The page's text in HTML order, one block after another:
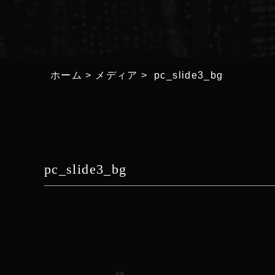
ホーム > メディア > pc_slide3_bg
pc_slide3_bg